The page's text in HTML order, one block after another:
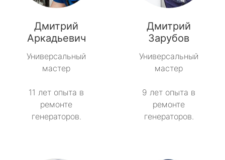
Дмитрий
Аркадьевич
Универсальный
мастер
11 лет опыта в
ремонте
генераторов.
Дмитрий
Зарубов
Универсальный
мастер
9 лет опыта в
ремонте
генераторов.